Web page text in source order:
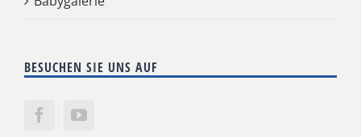
BESUCHEN SIE UNS AUF